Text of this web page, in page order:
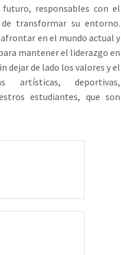
responsables con el
transformar su entorno.
en el mundo actual y
mantener el liderazgo en
dejar de lado los valores y el
artísticas, deportivas,
estudiantes, que son